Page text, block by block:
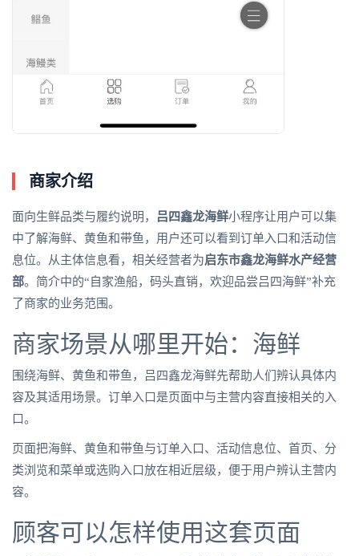
商家介绍
面向生鲜品类与履约说明， 吕四鑫龙海鲜小程序让用户可以集
中了解海鲜、黄鱼和带鱼，用户还可以看到订单入口和活动信
息位。从主体信息看，相关经营者为启东市鑫龙海鲜水产经营
部。简介中的“自家渔船，码头直销，欢迎品尝吕四海鲜”补充
了商家的业务范围。
商家场景从哪里开始：海鲜
围绕海鲜、黄鱼和带鱼，吕四鑫龙海鲜先帮助人们辨认具体内
容及其适用场景。订单入口是页面中与主营内容直接相关的入
口。
页面把海鲜、黄鱼和带鱼与订单入口、活动信息位、首页、分
类浏览和菜单或选购入口放在相近层级，便于用户辨认主营内
容。
顾客可以怎样使用这套页面